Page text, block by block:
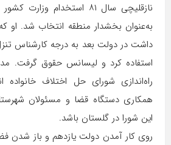
نازقلیچی سال ۸۱ استخدام
به‌عنوان بخشدار منطقه انتخاب شد. او
داشت در دولت بعد به درجه کارشناس
استفاده کرد و لیسانس حقوق گرفت.
راه‌اندازی شورای حل اختلاف
همکاری دستگاه قضا و مسئولان
این شورا در گلستان باشد.
روی کار آمدن دولت یازدهم و باز شدن